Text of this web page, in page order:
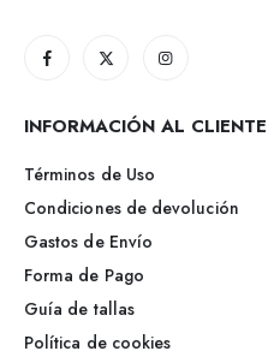
INFORMACIÓN AL CLIENTE
Términos de Uso
Condiciones de devolución
Gastos de Envío
Forma de Pago
Guía de tallas
Política de cookies